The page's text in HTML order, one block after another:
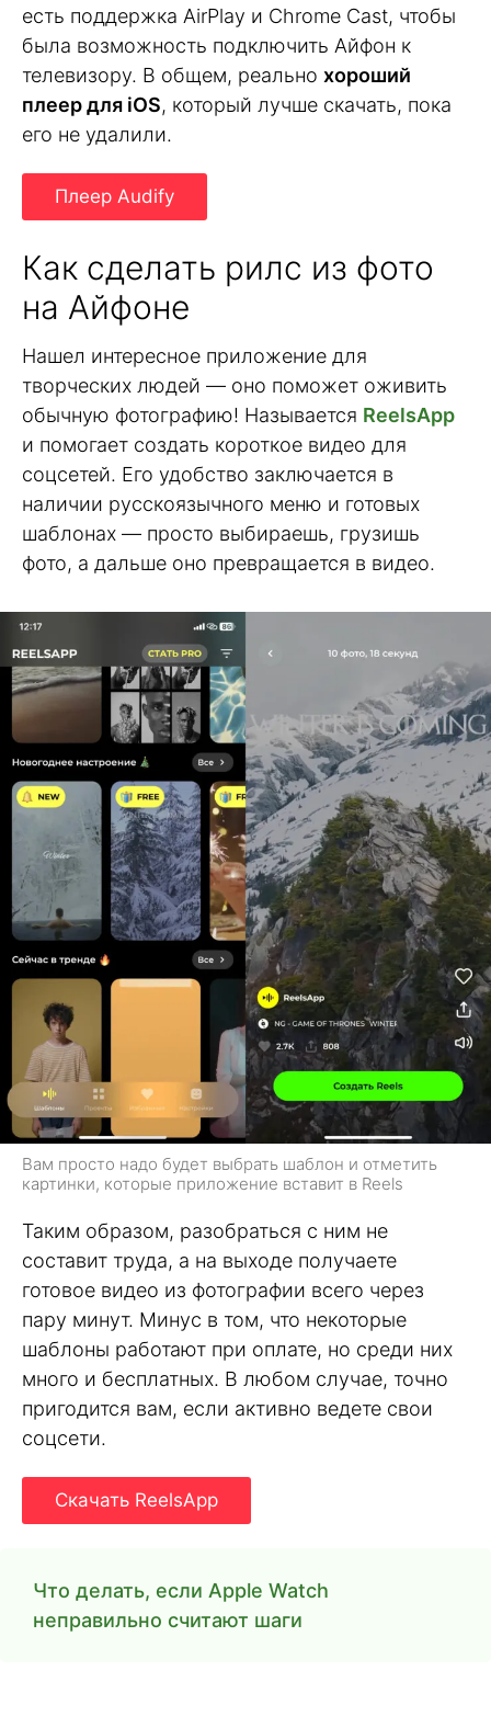
есть поддержка AirPlay и Chrome Cast, чтобы
была возможность подключить Айфон к
телевизору. В общем, реально хороший
плеер для iOS, который лучше скачать, пока
его не удалили.
Плеер Audify
Как сделать рилс из фото
на Айфоне
Нашел интересное приложение для
творческих людей — оно поможет оживить
обычную фотографию! Называется ReelsApp
и помогает создать короткое видео для
соцсетей. Его удобство заключается в
наличии русскоязычного меню и готовых
шаблонах — просто выбираешь, грузишь
фото, а дальше оно превращается в видео.
Вам просто надо будет выбрать шаблон и отметить
картинки, которые приложение вставит в Reels
Таким образом, разобраться с ним не
составит труда, а на выходе получаете
готовое видео из фотографии всего через
пару минут. Минус в том, что некоторые
шаблоны работают при оплате, но среди них
много и бесплатных. В любом случае, точно
пригодится вам, если активно ведете свои
соцсети.
Скачать ReelsApp
Что делать, если Apple Watch
неправильно считают шаги